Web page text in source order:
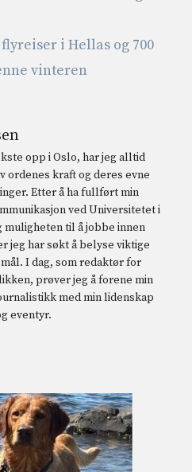
i Hellas og 700
vinteren
opp i Oslo, har jeg alltid
ordenes kraft og deres evne
Etter å ha fullført min
ved Universitetet i
muligheten til å jobbe innen
jeg har søkt å belyse viktige
I dag, som redaktør for
prøver jeg å forene min
med min lidenskap
eventyr.